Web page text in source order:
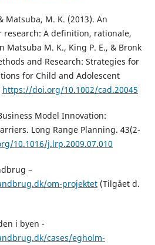
Matsuba, M. K. (2013). An
A definition, rationale,
Matsuba M. K., King P. E., & Bronk
and Research: Strategies for
for Child and Adolescent
https://doi.org/10.1002/cad.20045
Model Innovation:
Long Range Planning. 43(2-
10.1016/j.lrp.2009.07.010
–
om-projektet(Tilgået d.
i byen -
cases/egholm-